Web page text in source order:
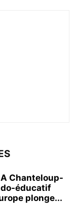
Chanteloup-
éducatif
plonge...